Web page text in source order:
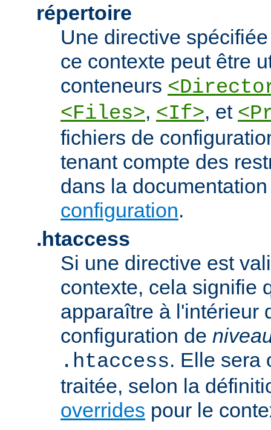
répertoire
Une directive
ce contexte peut être
conteneurs
<Files>, <If>, et
fichiers de
tenant compte des
dans la
configuration.
.htaccess
Si une directive est
contexte, cela signifie
apparaître à l'intérieur
configuration de
.htaccess. Elle sera
traitée, selon la
overrides pour le